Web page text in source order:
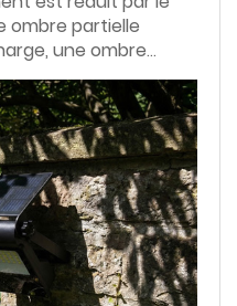
ombre partielle
une ombre
d'énergie faible ou
une lumière moins
courte. Pour un
un meilleur
à haut rendement